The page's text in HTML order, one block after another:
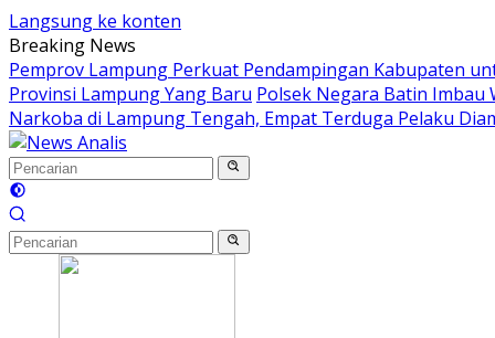
Langsung ke konten
Breaking News
Pemprov Lampung Perkuat Pendampingan Kabupaten
Provinsi Lampung Yang Baru Polsek Negara Batin Imbau
Narkoba di Lampung Tengah, Empat Terduga Pelaku